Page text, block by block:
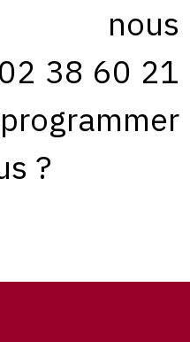
nous
38 60 21
?